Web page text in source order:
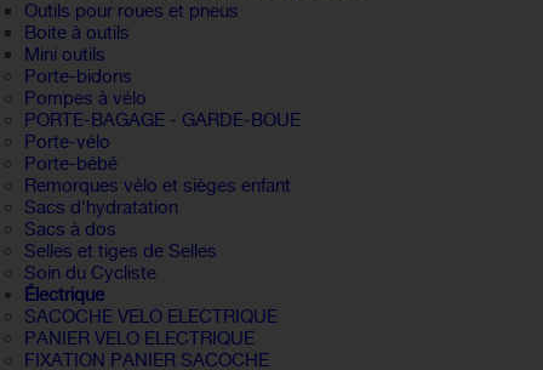
Outils pour roues et pneus
Boite à outils
Mini outils
Porte-bidons
Pompes à vélo
PORTE-BAGAGE - GARDE-BOUE
Porte-vélo
Porte-bébé
Remorques vélo et sièges enfant
Sacs d'hydratation
Sacs à dos
Selles et tiges de Selles
Soin du Cycliste
Électrique
SACOCHE VELO ELECTRIQUE
PANIER VELO ELECTRIQUE
FIXATION PANIER SACOCHE